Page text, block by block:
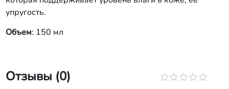
упругость.
Объем: 150 мл
Отзывы (0)